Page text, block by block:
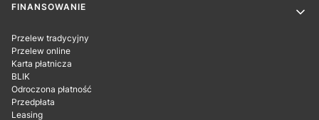
Linki w stopce
FINANSOWANIE
Przelew tradycyjny
Przelew online
Karta płatnicza
BLIK
Odroczona płatność
Przedpłata
Leasing